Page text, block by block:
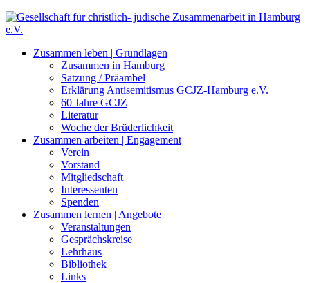
Zusammen leben | Grundlagen
Zusammen in Hamburg
Satzung / Präambel
Erklärung Antisemitismus GCJZ-Hamburg e.V.
60 Jahre GCJZ
Literatur
Woche der Brüderlichkeit
Zusammen arbeiten | Engagement
Verein
Vorstand
Mitgliedschaft
Interessenten
Spenden
Zusammen lernen | Angebote
Veranstaltungen
Gesprächskreise
Lehrhaus
Bibliothek
Links